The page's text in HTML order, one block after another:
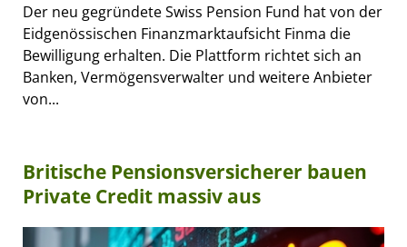
Der neu gegründete Swiss Pension Fund hat von der
Eidgenössischen Finanzmarktaufsicht Finma die
Bewilligung erhalten. Die Plattform richtet sich an
Banken, Vermögensverwalter und weitere Anbieter
von...
Britische Pensionsversicherer bauen
Private Credit massiv aus